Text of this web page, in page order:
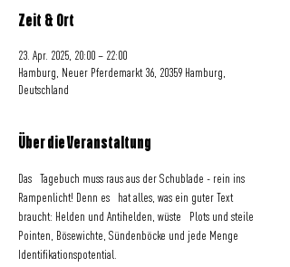
Zeit & Ort
23. Apr. 2025, 20:00 – 22:00
Hamburg, Neuer Pferdemarkt 36, 20359 Hamburg,
Deutschland
Über die Veranstaltung
Das   Tagebuch muss raus aus der Schublade - rein ins
Rampenlicht! Denn es   hat alles, was ein guter Text
braucht: Helden und Antihelden, wüste   Plots und steile
Pointen, Bösewichte, Sündenböcke und jede Menge
Identifikationspotential.